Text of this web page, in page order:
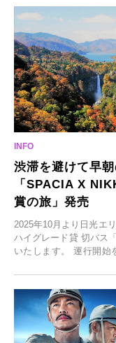
泉の新たな楽しみとし
渋滞を避けて早
「SPACIA X
賞の旅」発売
2025年10月より日光エ
ハイグレード貸 切バス
いたします。 運行開始
2025年9月12日(金)より